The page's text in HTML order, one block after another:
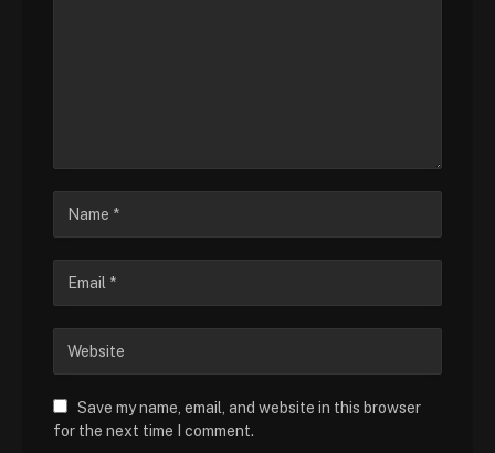
Save my name, email, and website in this browser
for the next time I comment.